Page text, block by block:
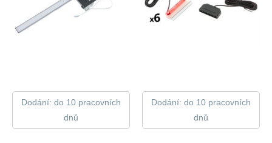
Dodání: do 10 pracovních
dnů
Dodání: do 10 pracovních
dnů